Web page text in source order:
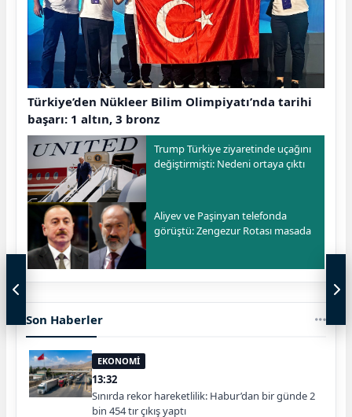
Türkiye’den Nükleer Bilim Olimpiyatı’nda tarihi
başarı: 1 altın, 3 bronz
Trump Türkiye ziyaretinde uçağını
değiştirmişti: Nedeni ortaya çıktı
Aliyev ve Paşinyan telefonda
görüştü: Zengezur Rotası masada
Son Haberler
EKONOMİ
13:32
Sınırda rekor hareketlilik: Habur’dan bir günde 2
bin 454 tır çıkış yaptı